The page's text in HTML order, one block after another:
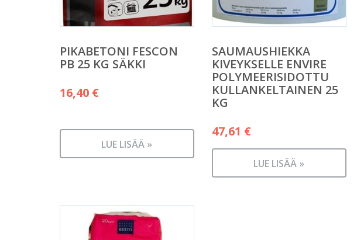
PIKABETONI FESCON
PB 25 KG SÄKKI
16,40 €
LUE LISÄÄ »
SAUMAUSHIEKKA
KIVEYKSELLE ENVIRE
POLYMEERISIDOTTU
KULLANKELTAINEN 25
KG
47,61 €
LUE LISÄÄ »